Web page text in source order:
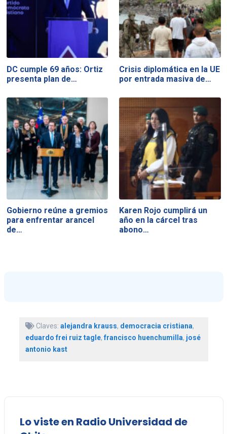
DC cumple 69 años: Ortiz
presenta plan de…
Crisis diplomática en la UE
por entrada masiva de…
Gobierno reúne a gremios
para enfrentar arancel
de…
Karen Rojo cumplirá un
año en la cárcel tras
abono…
Claves: alejandra krauss, democracia cristiana,
eduardo frei ruiz tagle,francisco huenchumilla, josé
antonio kast
Lo viste en Radio Universidad de